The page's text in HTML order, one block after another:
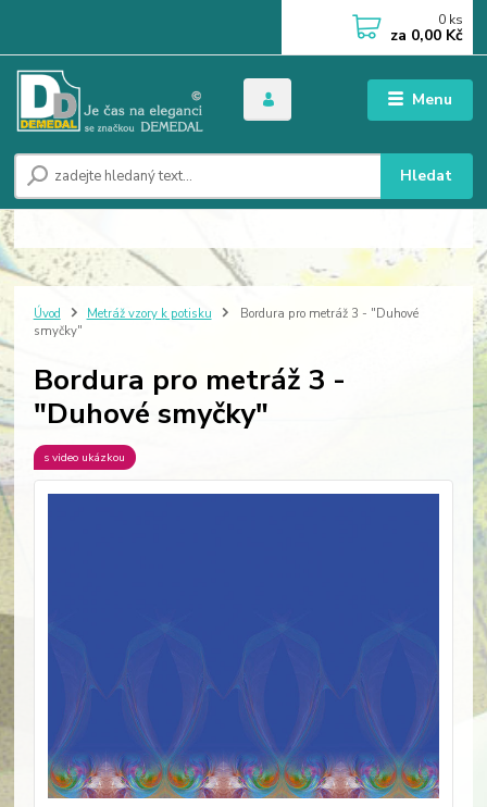
Menu
Hledat
0 ks
za 0,00 Kč
Úvod Metráž vzory k potisku
Bordura pro metráž 3 - "Duhové
smyčky"
Bordura pro metráž 3 -
"Duhové smyčky"
s video ukázkou